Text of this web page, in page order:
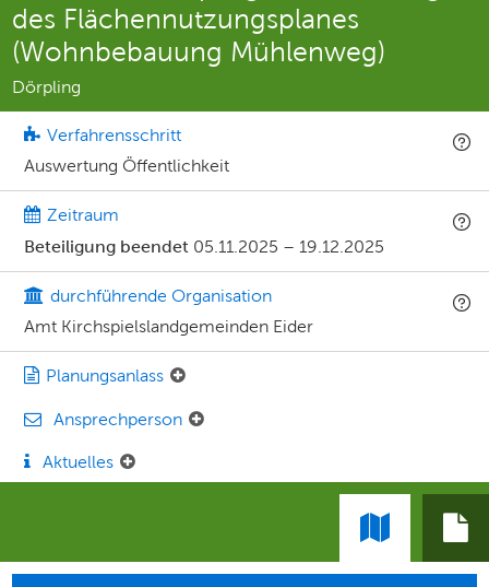
des Flächennutzungsplanes
(Wohnbebauung Mühlenweg)
Dörpling
Verfahrensschritt
Auswertung Öffentlichkeit
Zeitraum
Beteiligung beendet 05.11.2025 – 19.12.2025
durchführende Organisation
Amt Kirchspielslandgemeinden Eider
Planungsanlass
Ansprechperson
Aktuelles